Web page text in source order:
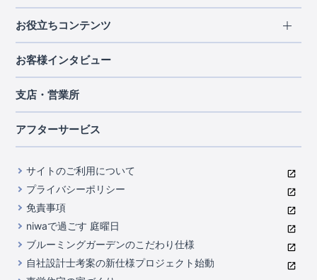
北海道・東北
北海道
宮城県
千葉県
中部
山梨県
静岡県
滋賀県
京都府
中国・四国
岡山県
広島県
九州・沖縄
長期優良住宅
住宅性能評価書
ブルーミングガーデンは地震につよい<建物編>
室内空間を快適に保つ断熱性能
コストパフォーマンスに自信
充実のアフターサポート
第三者評価によるお墨付き
家づくりのプロにも選ばれるブルーミングガーデン
住んでみるとじわじわ伝わる暮らしやすさへのこだわり
お役立ちコンテンツ
ご契約までの道のり
現地見学ガイド
ご紹介制度のご案内
東栄INDEX（用語集）
お客様インタビュー
支店・営業所
アフターサービス
サイトのご利用について
プライバシーポリシー
免責事項
niwaで過ごす 庭曜日
ブルーミングガーデンのこだわり仕様
自社設計士考案の新仕様プロジェクト始動